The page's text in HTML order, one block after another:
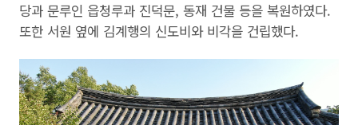
당과 문루인 읍청루과 진덕문, 동재 건물 등을 복원하였다.
또한 서원 옆에 김계행의 신도비와 비각을 건립했다.